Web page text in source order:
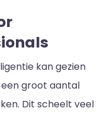
kan gezien
groot aantal
Dit scheelt veel